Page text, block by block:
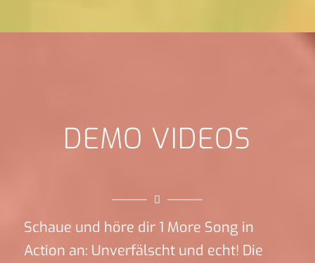
DEMO VIDEOS
Schaue und höre dir 1 More Song in
Action an: Unverfälscht und echt! Die